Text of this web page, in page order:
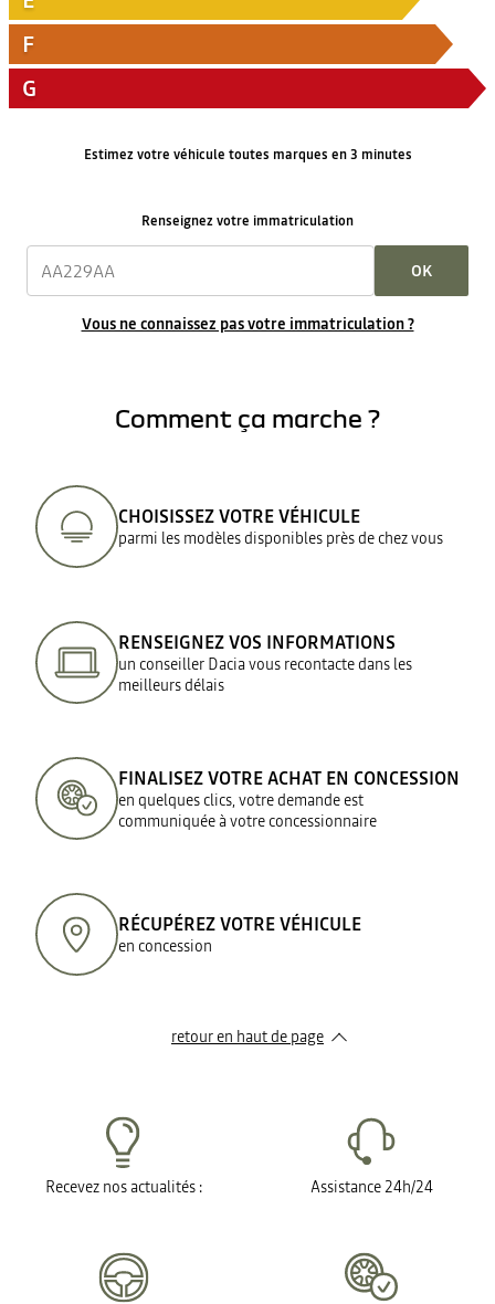
F
G
Estimez votre véhicule toutes marques en 3 minutes
Renseignez votre immatriculation
OK
Vous ne connaissez pas votre immatriculation ?
Comment ça marche ?
CHOISISSEZ VOTRE VÉHICULE
parmi les modèles disponibles près de chez vous
RENSEIGNEZ VOS INFORMATIONS
un conseiller Dacia vous recontacte dans les
meilleurs délais
FINALISEZ VOTRE ACHAT EN CONCESSION
en quelques clics, votre demande est
communiquée à votre concessionnaire
RÉCUPÉREZ VOTRE VÉHICULE
en concession
retour en haut de page​
Recevez nos actualités : Assistance 24h/24